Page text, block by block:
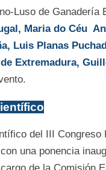
Luso de Ganadería
Maria do Céu
Luis Planas
Extremadura,
del III
una ponencia